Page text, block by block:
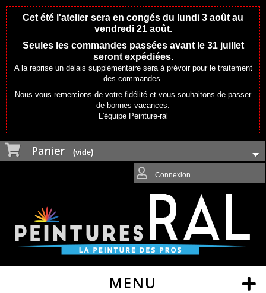
Cet été l'atelier sera en congés du lundi 3 août au
vendredi 21 août.
Seules les commandes passées avant le 31 juillet
seront expédiées.
A la reprise un délais supplémentaire sera à prévoir pour le traitement
des commandes.
Nous vous remercions de votre fidélité et vous souhaitons de passer
de bonnes vacances.
L'équipe Peinture-ral
Panier (vide)
Connexion
MENU